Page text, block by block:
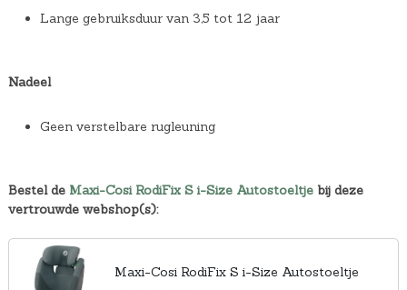
Lange gebruiksduur van 3,5 tot 12 jaar
Nadeel
Geen verstelbare rugleuning
Bestel de Maxi-Cosi RodiFix S i-Size Autostoeltje bij deze
vertrouwde webshop(s):
Maxi-Cosi RodiFix S i-Size Autostoeltje